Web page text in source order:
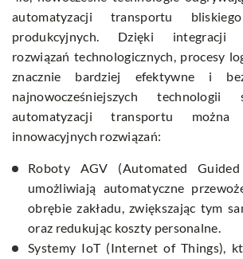
automatyzacji transportu
produkcyjnych. Dzięki integracji
rozwiązań technologicznych, procesy
znacznie bardziej efektywne i
najnowocześniejszych
automatyzacji transportu
innowacyjnych rozwiązań:
Roboty AGV (Automated
umożliwiają automatyczne
obrębie zakładu, zwiększając tym
oraz redukując koszty personalne.
Systemy IoT (Internet of Things),